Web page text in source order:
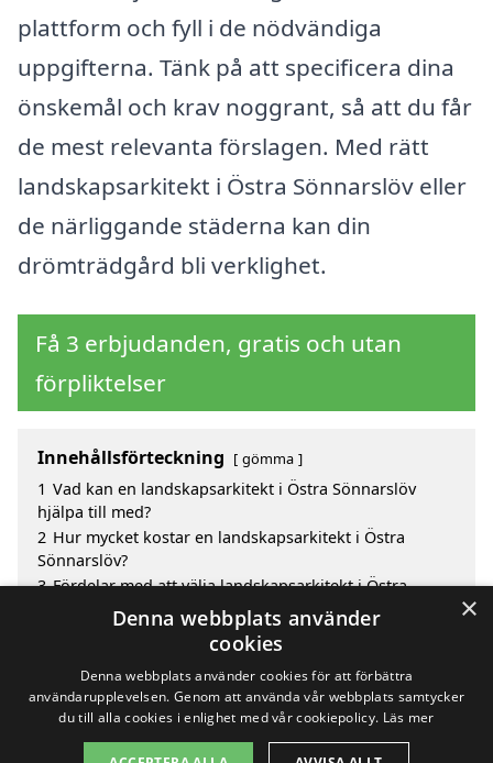
plattform och fyll i de nödvändiga
uppgifterna. Tänk på att specificera dina
önskemål och krav noggrant, så att du får
de mest relevanta förslagen. Med rätt
landskapsarkitekt i Östra Sönnarslöv eller
de närliggande städerna kan din
drömträdgård bli verklighet.
Få 3 erbjudanden, gratis och utan
förpliktelser
Innehållsförteckning gömma
1 Vad kan en landskapsarkitekt i Östra Sönnarslöv
hjälpa till med?
2 Hur mycket kostar en landskapsarkitekt i Östra
Sönnarslöv?
3 Fördelar med att välja landskapsarkitekt i Östra
Sönnarslöv
Sök efter en skicklig landskapsarkitekt i de
omgivande städerna Östra Sönnarslöv
×
Denna webbplats använder
cookies
Denna webbplats använder cookies för att förbättra
användarupplevelsen. Genom att använda vår webbplats samtycker
du till alla cookies i enlighet med vår cookiepolicy. Läs mer